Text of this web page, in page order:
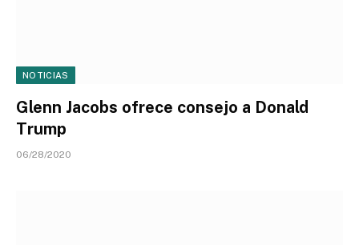
NOTICIAS
Glenn Jacobs ofrece consejo a Donald
Trump
06/28/2020